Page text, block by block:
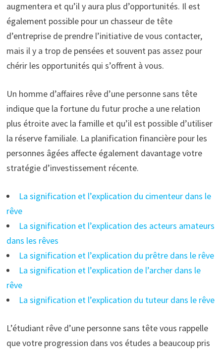
augmentera et qu’il y aura plus d’opportunités. Il est
également possible pour un chasseur de tête
d’entreprise de prendre l’initiative de vous contacter,
mais il y a trop de pensées et souvent pas assez pour
chérir les opportunités qui s’offrent à vous.
Un homme d’affaires rêve d’une personne sans tête
indique que la fortune du futur proche a une relation
plus étroite avec la famille et qu’il est possible d’utiliser
la réserve familiale. La planification financière pour les
personnes âgées affecte également davantage votre
stratégie d’investissement récente.
La signification et l’explication du cimenteur dans le
rêve
La signification et l’explication des acteurs amateurs
dans les rêves
La signification et l’explication du prêtre dans le rêve
La signification et l’explication de l’archer dans le
rêve
La signification et l’explication du tuteur dans le rêve
L’étudiant rêve d’une personne sans tête vous rappelle
que votre progression dans vos études a beaucoup pris